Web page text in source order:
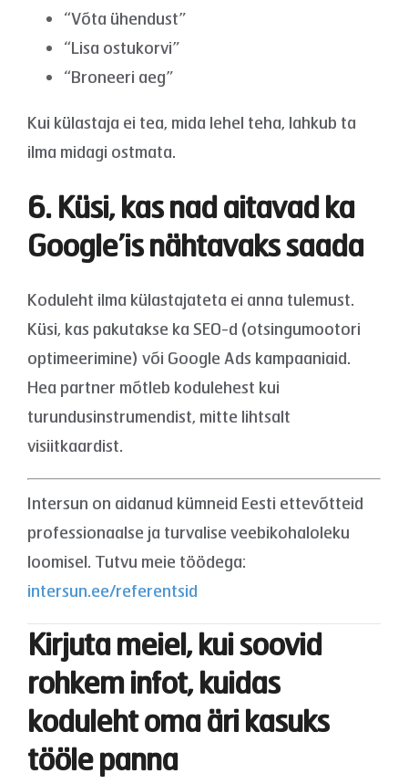
“Võta ühendust”
“Lisa ostukorvi”
“Broneeri aeg”
Kui külastaja ei tea, mida lehel teha, lahkub ta
ilma midagi ostmata.
6. Küsi, kas nad aitavad ka
Google’is nähtavaks saada
Koduleht ilma külastajateta ei anna tulemust.
Küsi, kas pakutakse ka SEO-d (otsingumootori
optimeerimine) või Google Ads kampaaniaid.
Hea partner mõtleb kodulehest kui
turundusinstrumendist, mitte lihtsalt
visiitkaardist.
Intersun on aidanud kümneid Eesti ettevõtteid
professionaalse ja turvalise veebikohaloleku
loomisel. Tutvu meie töödega:
intersun.ee/referentsid
Kirjuta meiel, kui soovid
rohkem infot, kuidas
koduleht oma äri kasuks
tööle panna